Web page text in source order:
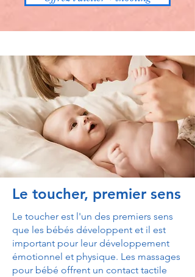
Le toucher, premier sens
Le toucher est l'un des premiers sens
que les bébés développent et il est
important pour leur développement
émotionnel et physique. Les massages
pour bébé offrent un contact tactile